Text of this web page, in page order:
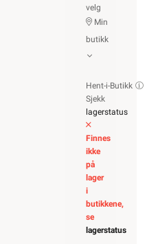
velg
Min
butikk
Hent-i-Butikk
Sjekk
lagerstatus
Finnes
ikke
på
lager
i
butikkene,
se
lagerstatus